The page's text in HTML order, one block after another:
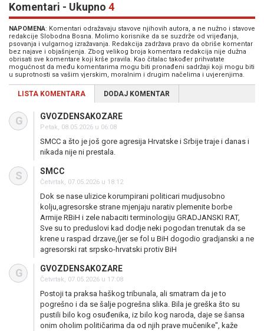
Komentari - Ukupno 4
NAPOMENA: Komentari odražavaju stavove njihovih autora, a ne nužno i stavove
redakcije Slobodna Bosna. Molimo korisnike da se suzdrže od vrijeđanja,
psovanja i vulgarnog izražavanja. Redakcija zadržava pravo da obriše komentar
bez najave i objašnjenja. Zbog velikog broja komentara redakcija nije dužna
obrisati sve komentare koji krše pravila. Kao čitalac također prihvatate
mogućnost da među komentarima mogu biti pronađeni sadržaji koji mogu biti
u suprotnosti sa vašim vjerskim, moralnim i drugim načelima i uvjerenjima.
LISTA KOMENTARA DODAJ KOMENTAR
G GVOZDENSAKOZARE
Petak, 08.05.2026 u 06:08
SMCC a što je još gore agresija Hrvatske i Srbije traje i danas i
nikada nije ni prestala.
S SMCC
Četvrtak, 07.05.2026 u 18:12
Dok se nase ulizice korumpirani politicari mudjusobno
kolju,agresorske strane mjenjaju narativ plemenite borbe
Armije RBiH i zele nabaciti terminologiju GRADJANSKI RAT,
Sve su to preduslovi kad dodje neki pogodan trenutak da se
krene u raspad drzave,(jer se fol u BiH dogodio gradjanski a ne
agresorski rat srpsko-hrvatski protiv BiH
G GVOZDENSAKOZARE
Četvrtak, 07.05.2026 u 17:08
Postoji ta praksa haškog tribunala, ali smatram da je to
pogrešno i da se šalje pogrešna slika. Bila je greška što su
pustili bilo kog osuđenika, iz bilo kog naroda, daje se šansa
onim oholim političarima da od njih prave mučenike", kaže